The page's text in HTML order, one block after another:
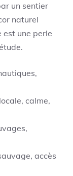
un sentier
naturel
est une perle
calme,
accès